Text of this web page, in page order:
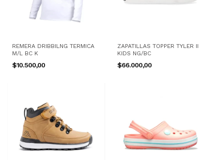
REMERA DRIBBILNG TERMICA
M/L BC K
$10.500,00
ZAPATILLAS TOPPER TYLER II
KIDS NG/BC
$66.000,00